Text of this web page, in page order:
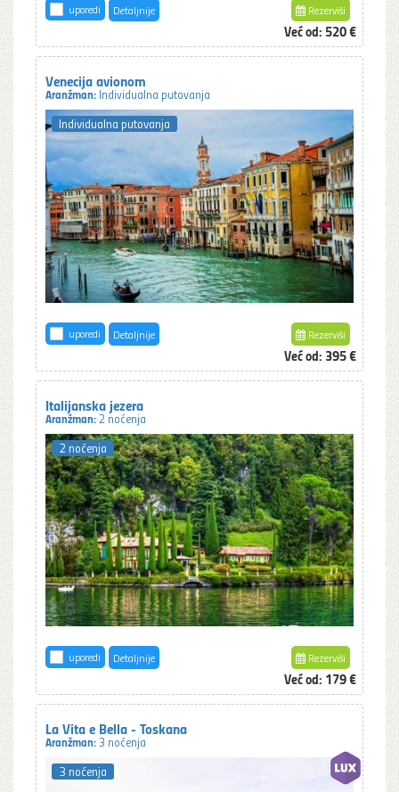
uporedi Detaljnije Rezerviši
Već od: 520 €
Venecija avionom
Aranžman: Individualna putovanja
Individualna putovanja
uporedi Detaljnije Rezerviši
Već od: 395 €
Italijanska jezera
Aranžman:2 noćenja
2 noćenja
uporedi Detaljnije Rezerviši
Već od: 179 €
La Vita e Bella - Toskana
Aranžman:3 noćenja
3 noćenja